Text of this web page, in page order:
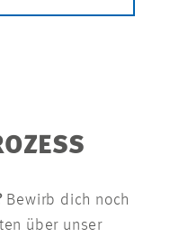
Bewirb dich noch
über unser